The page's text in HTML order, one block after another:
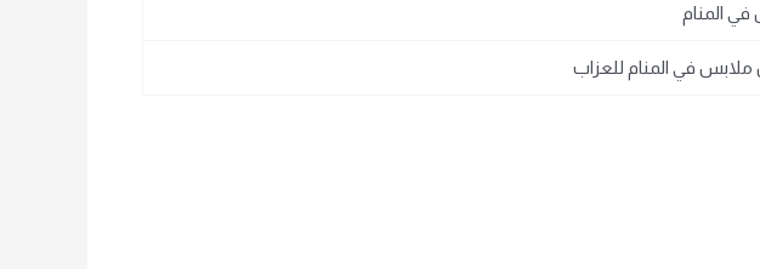
في المنام
ملابس في المنام للعزاب